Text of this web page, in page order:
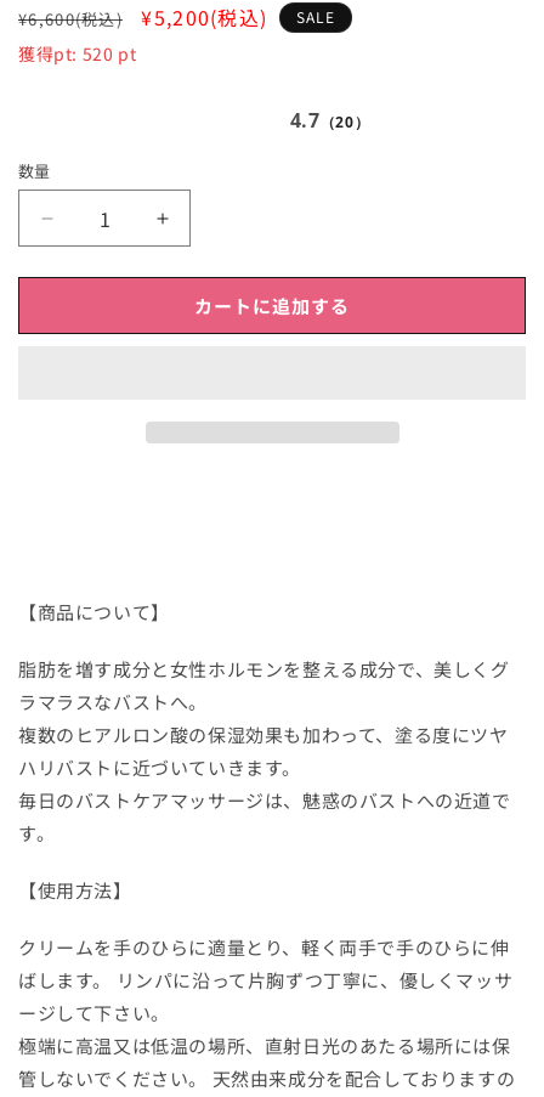
通
常
¥6,600(税込) SALE
¥5,200(税込) SALE
獲得pt: 520 pt
4.7 （20）
数量
デ
ク
リ
ー
ム】
数
減
す
グ
ク
リ
ー
ム】
数
す
カートに追加する
【商品について】
脂肪を増す成分と女性ホルモンを整える成分で、美しくグ
ラマラスなバストへ。
複数のヒアルロン酸の保湿効果も加わって、塗る度にツヤ
ハリバストに近づいていきます。
毎日のバストケアマッサージは、魅惑のバストへの近道で
す。
【使用方法】
クリームを手のひらに適量とり、軽く両手で手のひらに伸
ばします。 リンパに沿って片胸ずつ丁寧に、優しくマッサ
ージして下さい。
極端に高温又は低温の場所、直射日光のあたる場所には保
管しないでください。 天然由来成分を配合しておりますの